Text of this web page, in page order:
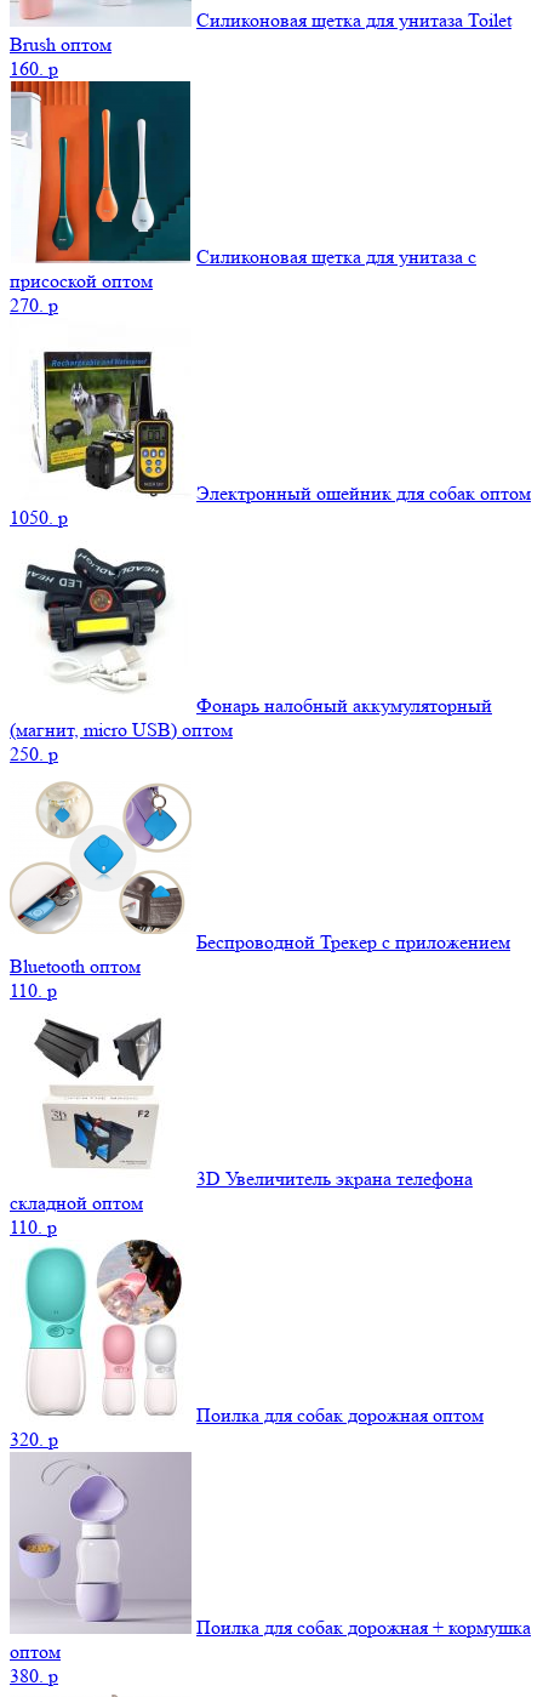
Силиконовая щетка для унитаза Toilet
Brush оптом
160. p
Силиконовая щетка для унитаза с
присоской оптом
270. p
Электронный ошейник для собак оптом
1050. p
Фонарь налобный аккумуляторный
(магнит, micro USB) оптом
250. p
Беспроводной Трекер с приложением
Bluetooth оптом
110. p
3D Увеличитель экрана телефона
складной оптом
110. p
Поилка для собак дорожная оптом
320. p
Поилка для собак дорожная + кормушка
оптом
380. p